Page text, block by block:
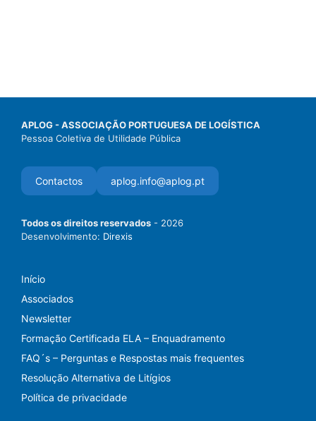
APLOG - ASSOCIAÇÃO PORTUGUESA DE LOGÍSTICA
Pessoa Coletiva de Utilidade Pública
Contactos aplog.info@aplog.pt
Todos os direitos reservados - 2026
Desenvolvimento: Direxis
Início
Associados
Newsletter
Formação Certificada ELA – Enquadramento
FAQ´s – Perguntas e Respostas mais frequentes
Resolução Alternativa de Litígios
Política de privacidade